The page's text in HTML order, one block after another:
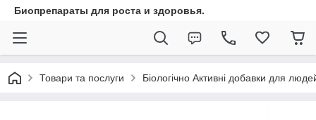
Биопрепараты для роста и здоровья.
Товари та послуги Біологічно Активні добавки для